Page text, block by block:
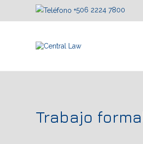
+506 2224 7800
Trabajo